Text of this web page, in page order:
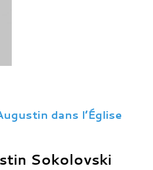
dans l’Église
Sokolovski